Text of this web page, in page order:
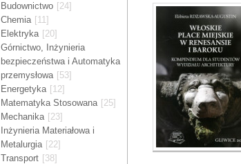
Drodzy Klienci!
Ze względu na
zamówienia mogą być
Dziękujemy za
Budownictwo [24]
Chemia [11]
Elektryka [20]
Górnictwo, Inżynieria
bezpieczeństwa i Automatyka
przemysłowa [53]
Energetyka [12]
Matematyka Stosowana [25]
Mechanika [23]
Inżynieria Materiałowa i
Metalurgia [22]
Transport [38]